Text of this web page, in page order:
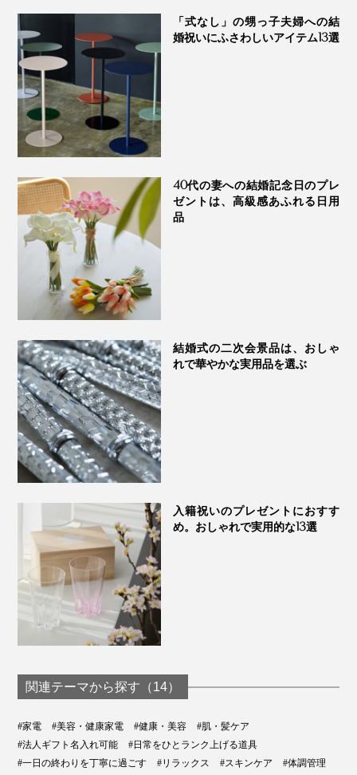
実際、メーカーによると、何もつけていない肌に、本機
218％にアップしたそう（株式会社SOUKENにてテス
ト）
疲れているのに、お風呂にもサウナにも行けない、忙し
い時こそ、“顔だけサウナ”でリフレッシュを。
※1：クレンジングシートでしっかり拭き取った状態
※2：1分間スチームを当てた後、クレンジングシートでしっかり拭き取った状態
〈特長2〉
独自開発の「スパイラル噴射」
うずまき状に回転しながら、噴射するミストを独自開
発。スチームが、顔を広範囲に包み込んでくれます。
〈特長3〉
スチームの角度は3段階調整
「式なし」の甥っ子夫婦への結
婚祝いにふさわしいアイテム13選
40代の妻への結婚記念日のプレ
ゼントは、高級感あふれる日用
品
結婚式の二次会景品は、おしゃ
れで華やかな実用品を選ぶ
入籍祝いのプレゼントにおすす
め。おしゃれで実用的な13選
関連テーマから探す（14）
#家電 #美容・健康家電 #健康・美容
#肌・髪ケア
#法人ギフト名入れ可能
#日常をひとランク上げる道具
#一日の終わりを丁寧に過ごす
#リラックス #スキンケア #体調管理